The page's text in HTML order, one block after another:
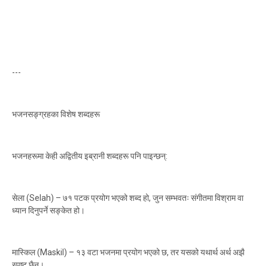
---
भजनसङ्ग्रहका विशेष शब्दहरू
भजनहरूमा केही अद्वितीय इब्रानी शब्दहरू पनि पाइन्छन्:
सेला (Selah) – ७१ पटक प्रयोग भएको शब्द हो, जुन सम्भवतः संगीतमा विश्राम वा
ध्यान दिनुपर्ने सङ्केत हो।
मास्किल (Maskil) – १३ वटा भजनमा प्रयोग भएको छ, तर यसको यथार्थ अर्थ अझै